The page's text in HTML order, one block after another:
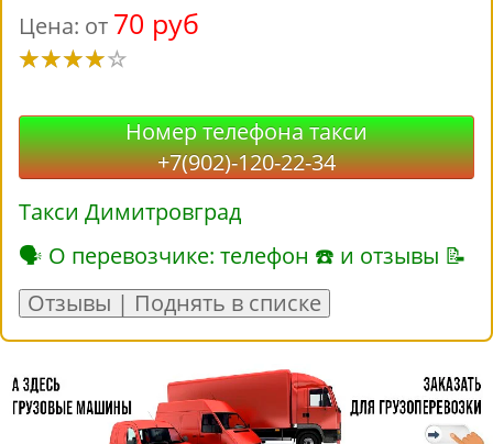
Цена: от 70 руб
Номер телефона такси
+7(902)-120-22-34
Такси Димитровград
🗣 О перевозчике: телефон ☎ и отзывы 📝
Отзывы | Поднять в списке